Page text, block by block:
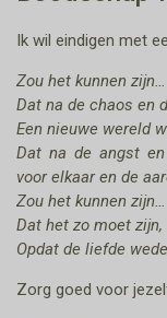
Ik wil eindigen met
Zou het kunnen zijn…
Dat na de chaos en
Een nieuwe wereld
Dat na de angst
voor elkaar en de
Zou het kunnen zijn…
Dat het zo moet zijn,
Opdat de liefde
Zorg goed voor